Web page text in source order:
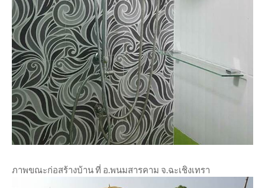
ภาพขณะก่อสร้างบ้าน ที่ อ.พนมสารคาม จ.ฉะเชิงเทรา